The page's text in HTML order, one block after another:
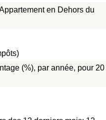
en Dehors du
(%), par année, pour 20